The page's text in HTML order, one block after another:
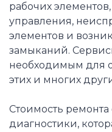
рабочих
управления,
элементов и
замыканий.
необходимым для
этих и многих
Стоимость
диагностики,